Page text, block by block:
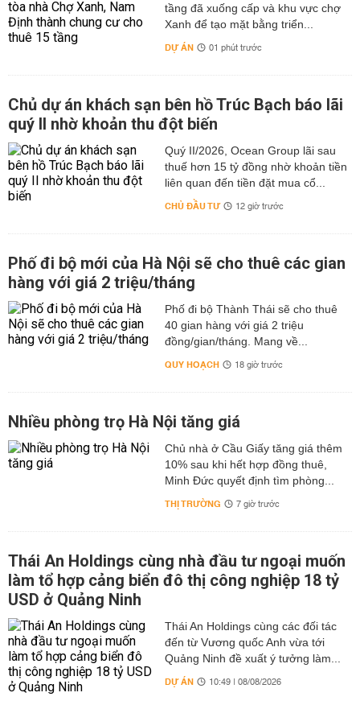
tầng đã xuống cấp và khu vực chợ
Xanh để tạo mặt bằng triển...
DỰ ÁN 01 phút trước
Chủ dự án khách sạn bên hồ Trúc Bạch báo lãi
quý II nhờ khoản thu đột biến
Quý II/2026, Ocean Group lãi sau
thuế hơn 15 tỷ đồng nhờ khoản tiền
liên quan đến tiền đặt mua cổ...
CHỦ ĐẦU TƯ 12 giờ trước
Phố đi bộ mới của Hà Nội sẽ cho thuê các gian
hàng với giá 2 triệu/tháng
Phố đi bộ Thành Thái sẽ cho thuê
40 gian hàng với giá 2 triệu
đồng/gian/tháng. Mang về...
QUY HOẠCH 18 giờ trước
Nhiều phòng trọ Hà Nội tăng giá
Chủ nhà ở Cầu Giấy tăng giá thêm
10% sau khi hết hợp đồng thuê,
Minh Đức quyết định tìm phòng...
THỊ TRƯỜNG 7 giờ trước
Thái An Holdings cùng nhà đầu tư ngoại muốn
làm tổ hợp cảng biển đô thị công nghiệp 18 tỷ
USD ở Quảng Ninh
Thái An Holdings cùng các đối tác
đến từ Vương quốc Anh vừa tới
Quảng Ninh đề xuất ý tưởng làm...
DỰ ÁN 10:49 | 08/08/2026